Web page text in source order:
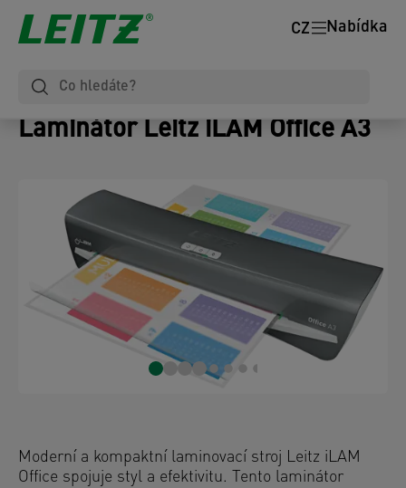
Nabídka
CZ
Laminátor Leitz iLAM Office A3
Moderní a kompaktní laminovací stroj Leitz iLAM
Office spojuje styl a efektivitu. Tento laminátor